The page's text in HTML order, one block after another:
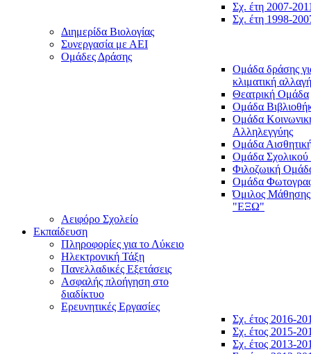
Σχ. έτη 2007-
Σχ. έτη 1998-
Διημερίδα Βιολογίας
Συνεργασία με ΑΕΙ
Ομάδες Δράσης
Ομάδα δράσης
κλιματική αλλαγή
Θεατρική Ομάδα
Ομάδα
Ομάδα
Αλληλεγγύης
Ομάδα
Ομάδα
Φιλοζωική
Ομάδα
Όμιλος Μάθησης
"ΕΞΩ"
Αειφόρο Σχολείο
Εκπαίδευση
Πληροφορίες για το Λύκειο
Ηλεκτρονική Τάξη
Πανελλαδικές Εξετάσεις
Ασφαλής πλοήγηση στο
διαδίκτυο
Ερευνητικές Εργασίες
Σχ. έτος 2016-
Σχ. έτος 2015-
Σχ. έτος 2013-